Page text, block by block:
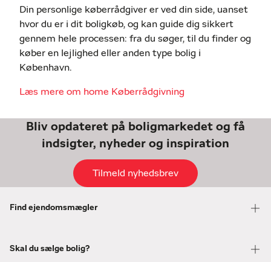
Din personlige køberrådgiver er ved din side, uanset
hvor du er i dit boligkøb, og kan guide dig sikkert
gennem hele processen: fra du søger, til du finder og
køber en lejlighed eller anden type bolig i
København.
Læs mere om home Køberrådgivning
Bliv opdateret på boligmarkedet og få
indsigter, nyheder og inspiration
Tilmeld nyhedsbrev
Find ejendomsmægler
Skal du sælge bolig?